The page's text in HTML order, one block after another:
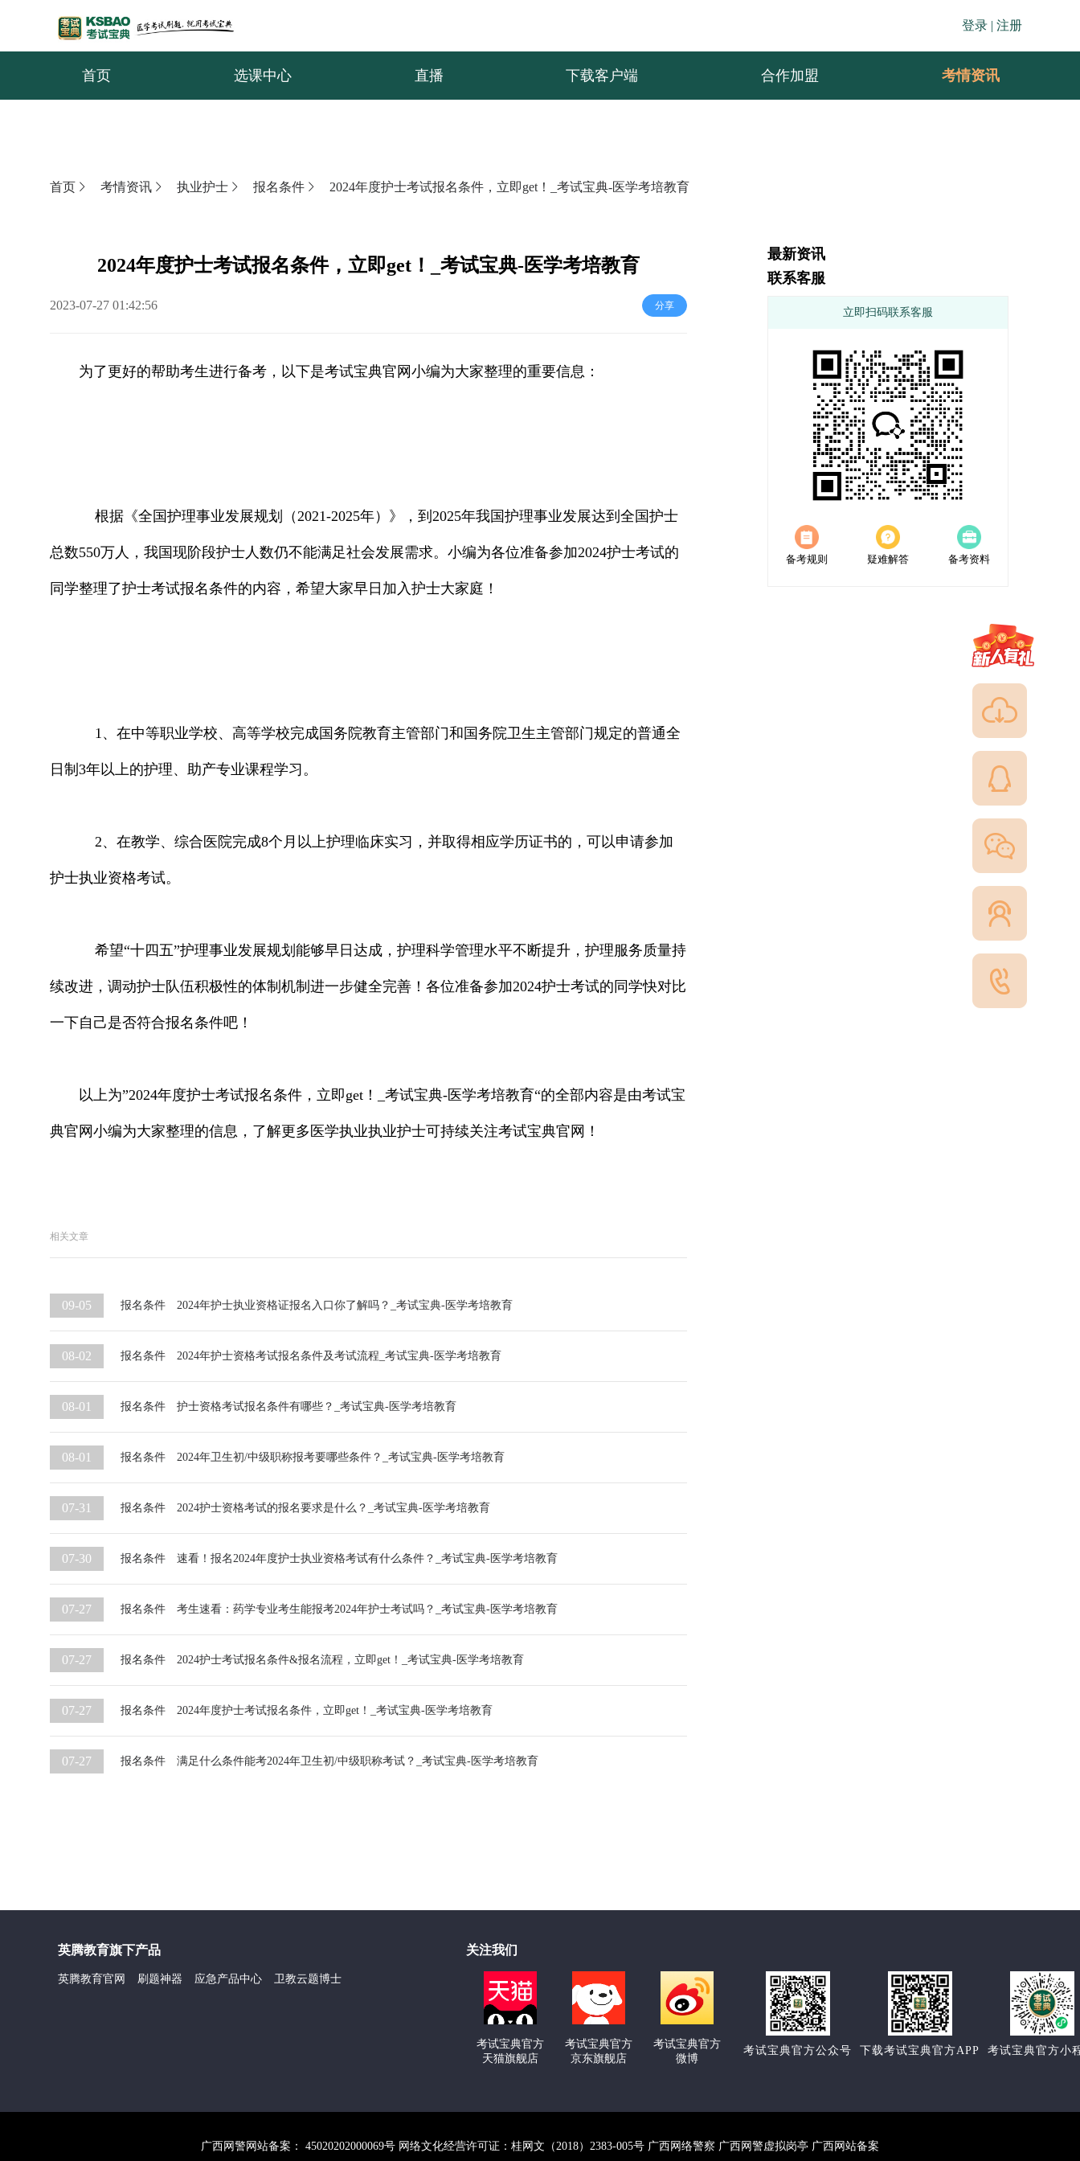
登录 | 注册
首页 选课中心 直播 下载客户端 合作加盟 考情资讯
首页 考情资讯 执业护士 报名条件 2024年度护士考试报名条件，立即get！_考试宝典-医学考培教育
2024年度护士考试报名条件，立即get！_考试宝典-医学考培教育
2023-07-27 01:42:56 分享
为了更好的帮助考生进行备考，以下是考试宝典官网小编为大家整理的重要信息：
根据《全国护理事业发展规划（2021-2025年）》，到2025年我国护理事业发展达到全国护士
总数550万人，我国现阶段护士人数仍不能满足社会发展需求。小编为各位准备参加2024护士考试的
同学整理了护士考试报名条件的内容，希望大家早日加入护士大家庭！
1、在中等职业学校、高等学校完成国务院教育主管部门和国务院卫生主管部门规定的普通全
日制3年以上的护理、助产专业课程学习。
2、在教学、综合医院完成8个月以上护理临床实习，并取得相应学历证书的，可以申请参加
护士执业资格考试。
希望“十四五”护理事业发展规划能够早日达成，护理科学管理水平不断提升，护理服务质量持
续改进，调动护士队伍积极性的体制机制进一步健全完善！各位准备参加2024护士考试的同学快对比
一下自己是否符合报名条件吧！
以上为”2024年度护士考试报名条件，立即get！_考试宝典-医学考培教育“的全部内容是由考试宝
典官网小编为大家整理的信息，了解更多医学执业执业护士可持续关注考试宝典官网！
相关文章
09-05 报名条件 2024年护士执业资格证报名入口你了解吗？_考试宝典-医学考培教育
08-02 报名条件 2024年护士资格考试报名条件及考试流程_考试宝典-医学考培教育
08-01 报名条件 护士资格考试报名条件有哪些？_考试宝典-医学考培教育
08-01 报名条件 2024年卫生初/中级职称报考要哪些条件？_考试宝典-医学考培教育
07-31 报名条件 2024护士资格考试的报名要求是什么？_考试宝典-医学考培教育
07-30 报名条件 速看！报名2024年度护士执业资格考试有什么条件？_考试宝典-医学考培教育
07-27 报名条件 考生速看：药学专业考生能报考2024年护士考试吗？_考试宝典-医学考培教育
07-27 报名条件 2024护士考试报名条件&报名流程，立即get！_考试宝典-医学考培教育
07-27 报名条件 2024年度护士考试报名条件，立即get！_考试宝典-医学考培教育
07-27 报名条件 满足什么条件能考2024年卫生初/中级职称考试？_考试宝典-医学考培教育
最新资讯
联系客服
立即扫码联系客服
备考规则 疑难解答 备考资料
英腾教育旗下产品
英腾教育官网 刷题神器 应急产品中心 卫教云题博士
关注我们
考试宝典官方
天猫旗舰店
考试宝典官方
京东旗舰店
考试宝典官方
微博
考试宝典官方公众号 下载考试宝典官方APP 考试宝典官方小
广西网警网站备案： 45020202000069号 网络文化经营许可证：桂网文（2018）2383-005号 广西网络警察 广西网警虚拟岗亭 广西网站备案